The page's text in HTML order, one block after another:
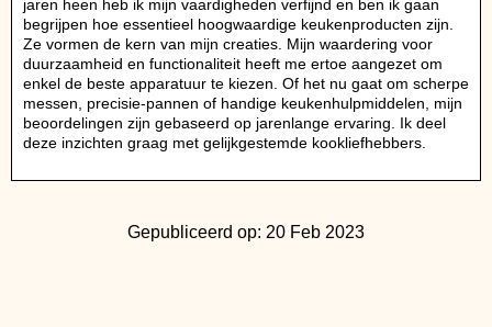
jaren heen heb ik mijn vaardigheden verfijnd en ben ik gaan
begrijpen hoe essentieel hoogwaardige keukenproducten zijn.
Ze vormen de kern van mijn creaties. Mijn waardering voor
duurzaamheid en functionaliteit heeft me ertoe aangezet om
enkel de beste apparatuur te kiezen. Of het nu gaat om scherpe
messen, precisie-pannen of handige keukenhulpmiddelen, mijn
beoordelingen zijn gebaseerd op jarenlange ervaring. Ik deel
deze inzichten graag met gelijkgestemde kookliefhebbers.
Gepubliceerd op: 20 Feb 2023